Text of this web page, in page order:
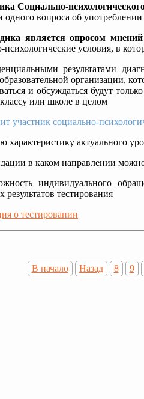
Социально-
одного вопроса об
является опросом
психологические условия, в
результатами
образовательной организации,
и обсуждаться будут только
или школе в целом
участник социально-
характеристику актуального
в каком направлении
индивидуального
результатов тестирования
о тестировании
В начало Назад 8 9